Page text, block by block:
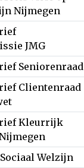
Nijmegen
JMG
Seniorenraad
Clientenraad
Kleurrijk
Welzijn